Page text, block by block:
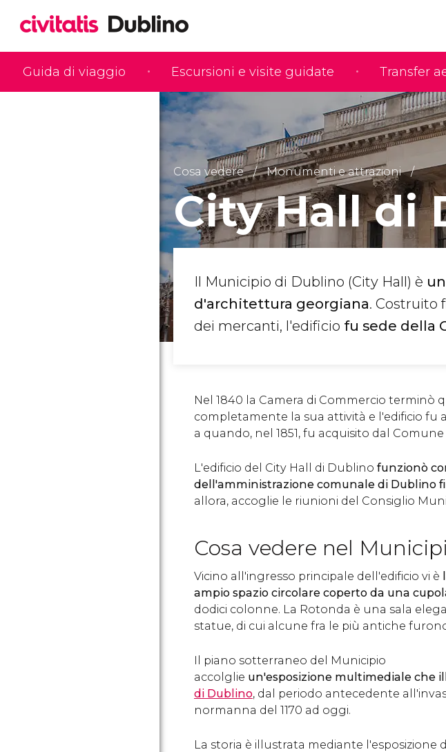
Guida di viaggio Escursioni e visite guidate Transfer
Cosa vedere Monumenti e attrazioni
City Hall di
Il Municipio di Dublino (City Hall) è
d'architettura georgiana. Costruito
dei mercanti, l'edificio fu sede della
Nel 1840 la Camera di Commercio terminò
completamente la sua attività e l'edificio fu
a quando, nel 1851, fu acquisito dal
L'edificio del City Hall di Dublino funzionò
dell'amministrazione comunale di Dublino
allora, accoglie le riunioni del Consiglio
Cosa vedere nel
Vicino all'ingresso principale dell'edificio vi è
ampio spazio circolare coperto da una
dodici colonne. La Rotonda è una sala
statue, di cui alcune fra le più antiche
Il piano sotterraneo del Municipio
accolglie un'esposizione multimediale che
di Dublino, dal periodo antecedente
normanna del 1170 ad oggi.
La storia è illustrata mediante l'esposizione